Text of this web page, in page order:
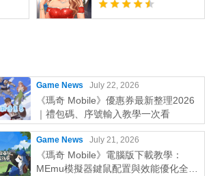
Game News July 22, 2026
《瑪奇 Mobile》優惠券最新整理2026
｜禮包碼、序號輸入教學一次看
Game News July 21, 2026
《瑪奇 Mobile》電腦版下載教學：
MEmu模擬器鍵鼠配置與效能優化全攻